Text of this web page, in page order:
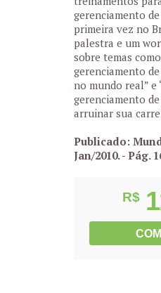
gerenciamento
primeira vez no
palestra e um
sobre temas
gerenciamento
no mundo real” e
gerenciamento
arruinar sua
Publicado:
Jan/2010.- Pág.
R$